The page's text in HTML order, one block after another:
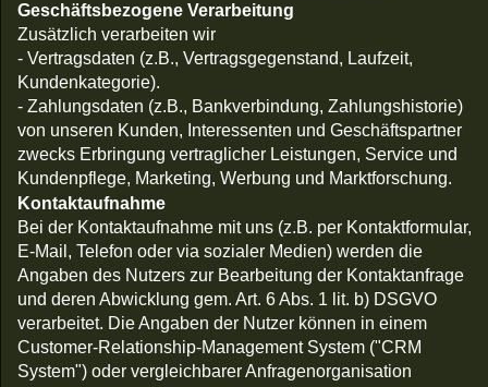
Geschäftsbezogene Verarbeitung
Zusätzlich verarbeiten wir
- Vertragsdaten (z.B., Vertragsgegenstand, Laufzeit,
Kundenkategorie).
- Zahlungsdaten (z.B., Bankverbindung, Zahlungshistorie)
von unseren Kunden, Interessenten und Geschäftspartner
zwecks Erbringung vertraglicher Leistungen, Service und
Kundenpflege, Marketing, Werbung und Marktforschung.
Kontaktaufnahme
Bei der Kontaktaufnahme mit uns (z.B. per Kontaktformular,
E-Mail, Telefon oder via sozialer Medien) werden die
Angaben des Nutzers zur Bearbeitung der Kontaktanfrage
und deren Abwicklung gem. Art. 6 Abs. 1 lit. b) DSGVO
verarbeitet. Die Angaben der Nutzer können in einem
Customer-Relationship-Management System ("CRM
System") oder vergleichbarer Anfragenorganisation